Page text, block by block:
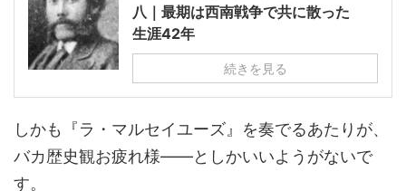
八｜最期は西南戦争で共に散った
生涯42年
続きを見る
しかも『ラ・マルセイユーズ』を奏でるあたりが、
バカ歴史観お疲れ様――としかいいようがないで
す。